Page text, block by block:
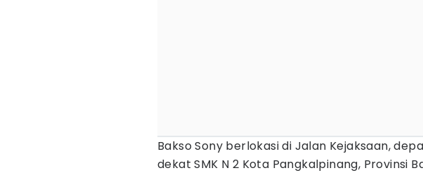
Bakso Sony berlokasi di Jalan Kejaksaan,
dekat SMK N 2 Kota Pangkalpinang, Provinsi